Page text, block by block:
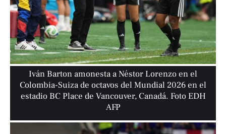
Iván Barton amonesta a Néstor Lorenzo en el
Colombia-Suiza de octavos del Mundial 2026 en el
estadio BC Place de Vancouver, Canadá. Foto EDH
AFP